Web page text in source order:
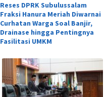
Reses DPRK Subulussalam
Fraksi Hanura Meriah Diwarnai
Curhatan Warga Soal Banjir,
Drainase hingga Pentingnya
Fasilitasi UMKM